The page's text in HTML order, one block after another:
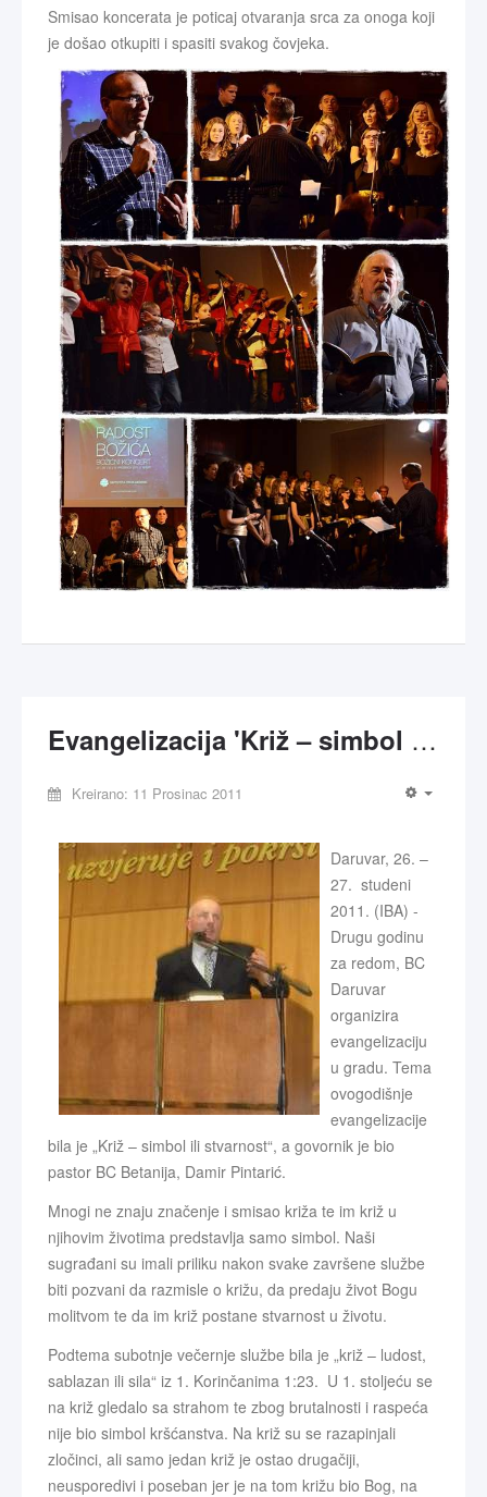
Smisao koncerata je poticaj otvaranja srca za onoga koji
je došao otkupiti i spasiti svakog čovjeka.
Evangelizacija 'Križ – simbol ili stvarnost?'
Kreirano: 11 Prosinac 2011
Daruvar, 26. –
27. studeni
2011. (IBA) -
Drugu godinu
za redom, BC
Daruvar
organizira
evangelizaciju
u gradu. Tema
ovogodišnje
evangelizacije
bila je „Križ – simbol ili stvarnost“, a govornik je bio
pastor BC Betanija, Damir Pintarić.
Mnogi ne znaju značenje i smisao križa te im križ u
njihovim životima predstavlja samo simbol. Naši
sugrađani su imali priliku nakon svake završene službe
biti pozvani da razmisle o križu, da predaju život Bogu
molitvom te da im križ postane stvarnost u životu.
Podtema subotnje večernje službe bila je „križ – ludost,
sablazan ili sila“ iz 1. Korinčanima 1:23. U 1. stoljeću se
na križ gledalo sa strahom te zbog brutalnosti i raspeća
nije bio simbol kršćanstva. Na križ su se razapinjali
zločinci, ali samo jedan križ je ostao drugačiji,
neusporedivi i poseban jer je na tom križu bio Bog, na